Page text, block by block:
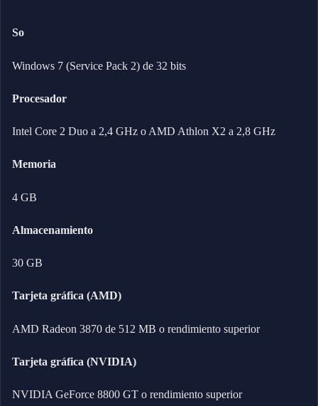
So
Windows 7 (Service Pack 2) de 32 bits
Procesador
Intel Core 2 Duo a 2,4 GHz o AMD Athlon X2 a 2,8 GHz
Memoria
4 GB
Almacenamiento
30 GB
Tarjeta gráfica (AMD)
AMD Radeon 3870 de 512 MB o rendimiento superior
Tarjeta gráfica (NVIDIA)
NVIDIA GeForce 8800 GT o rendimiento superior